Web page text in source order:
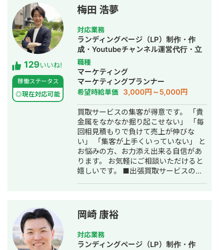
ロジェクトに全力で取り組みます。
また、常にレスを早めに対応を心がけ
ておりまして24時間365日対応が可能
です。 実際、弊社は地域名＋施術で上
位表示が得意得意で、かなりの施術名
をハックしています。 また、医療広告
ガイドライン、薬機法にも対応した知
見もあり安全性にも対応しておりま
す。 ■実績■ ・某美容系ビックワード
で圏外→10位以内（半年） ・美容施術
系ビッグワード 2位 ・新規患者数PV
が3ヶ月で２倍 ・半年で新規患者数が
1.5倍！
129いいね!
稼働ステータス
◎現在対応可能
梅田 浩夢
対応業務
ランディングページ（LP）制作・作
成・Youtubeチャンネル運営代行・立
ち上げ・SEO対策・SNS運用代行・記
事作成代行・ライティング・ホームペ
ージ制作・作成・リスティング広告運
用代行・オウンドメディア制作・構
築・運用代行
職種
マーケティング
マーケティングプランナー
希望時給単価 3,000円～5,000円
買取サービスの集客が得意です。 「貴
金属をなかなか掘り起こせない」 「毎
回相見積もりで負けて売上が伸びな
い」 「集客が上手くいっていない」 と
お悩みの方、お力添え出来る自信があ
ります。 お気軽にご相談いただけると
嬉しいです。 ■出張買取サービスの集
ケ支援会社（当時社員7名）にインター
ンとして参画し、案件獲得に向けた自
社集客（SEO・Web広告運用・LP制
作・YouTubeチャンネル運用・メール
岡崎 康裕
対応業務
ランディングページ（LP）制作・作